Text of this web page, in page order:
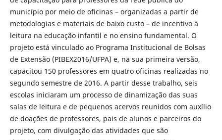
município por meio de oficinas – organizadas a partir de
metodologias e materiais de baixo custo – de incentivo à
leitura na educação infantil e no ensino fundamental. O
projeto está vinculado ao Programa Institucional de Bolsas
de Extensão (PIBEX2016/UFPA) e, na sua primeira versão,
capacitou 150 professores em quatro oficinas realizadas no
segundo semestre de 2016. A partir desse trabalho, seis
escolas iniciaram um processo de dinamização das suas
salas de leitura e de pequenos acervos reunidos com auxílio
de doações de professores, pais de alunos e parceiros do
projeto, com divulgação das atividades que são